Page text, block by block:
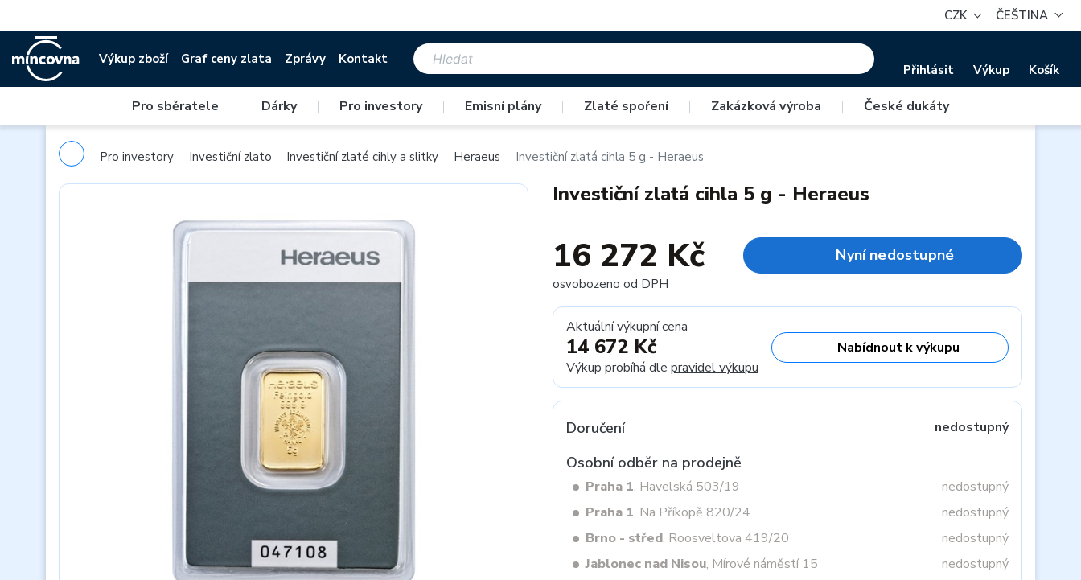
CZK ČEŠTINA
Výkup zboží Graf ceny zlata Zprávy Kontakt
Přihlásit Výkup Košík
Pro sběratele | Dárky | Pro investory | Emisní plány | Zlaté spoření | Zakázková výroba | České dukáty
Pro investory Investiční zlato Investiční zlaté cihly a slitky Heraeus Investiční zlatá cihla 5 g - Heraeus
Investiční zlatá cihla 5 g - Heraeus
16 272 Kč
osvobozeno od DPH
Nyní nedostupné
Aktuální výkupní cena
14 672 Kč
Výkup probíhá dle pravidel výkupu
Nabídnout k výkupu
Doručení nedostupný
Osobní odběr na prodejně
Praha 1, Havelská 503/19
nedostupný
Praha 1, Na Příkopě 820/24
nedostupný
Brno - střed, Roosveltova 419/20
nedostupný
Jablonec nad Nisou, Mírové náměstí 15
nedostupný